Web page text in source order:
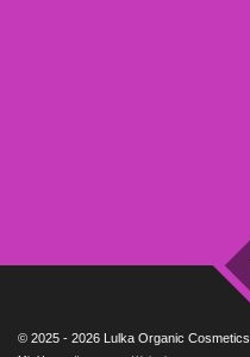
© 2025 - 2026 Lulka Organic Cosmetics